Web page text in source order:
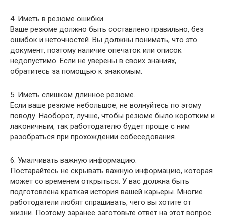
4. Иметь в резюме ошибки.
Ваше резюме должно быть составлено правильно, без
ошибок и неточностей. Вы должны понимать, что это
документ, поэтому наличие опечаток или описок
недопустимо. Если не уверены в своих знаниях,
обратитесь за помощью к знакомым.
5. Иметь слишком длинное резюме.
Если ваше резюме небольшое, не волнуйтесь по этому
поводу. Наоборот, лучше, чтобы резюме было коротким и
лаконичным, так работодателю будет проще с ним
разобраться при прохождении собеседования.
6. Умалчивать важную информацию.
Постарайтесь не скрывать важную информацию, которая
может со временем открыться. У вас должна быть
подготовлена краткая история вашей карьеры. Многие
работодатели любят спрашивать, чего вы хотите от
жизни. Поэтому заранее заготовьте ответ на этот вопрос.